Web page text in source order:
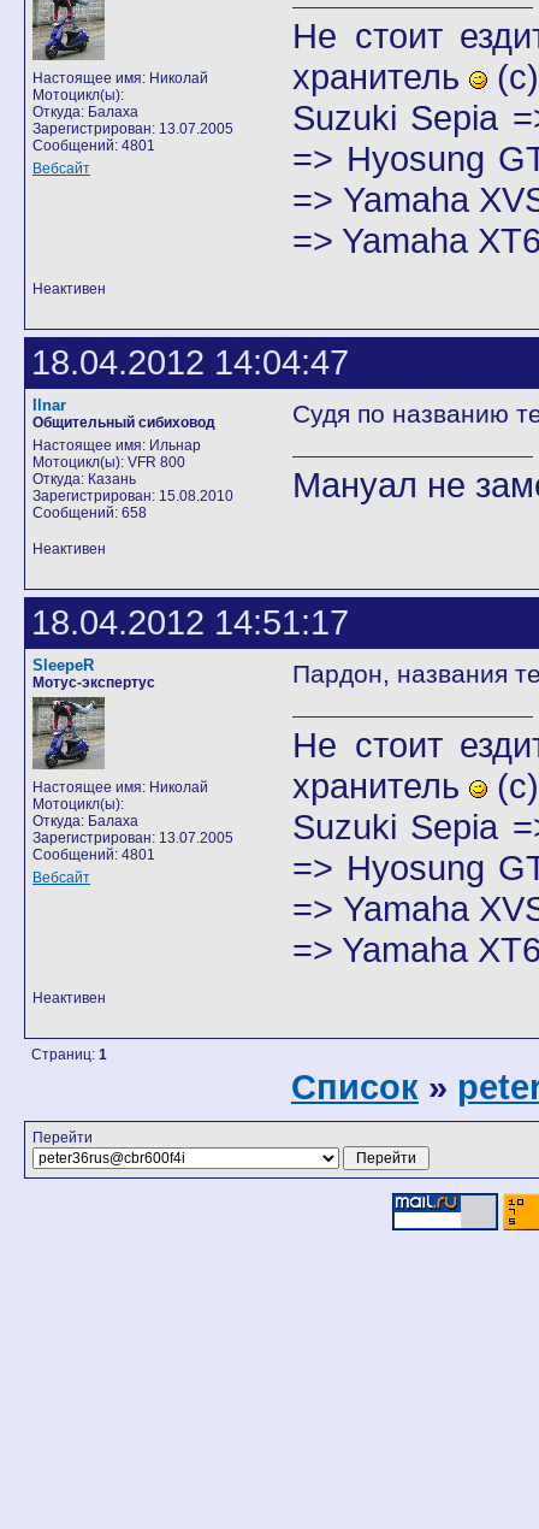
Настоящее имя: Николай
Мотоцикл(ы):
Откуда: Балаха
Зарегистрирован: 13.07.2005
Сообщений: 4801
Вебсайт
Не стоит
хранитель
(с)
Suzuki Sepia
=> Hyosung
=> Yamaha
=> Yamaha
Неактивен
18.04.2012 14:04:47
Ilnar
Общительный сибиховод
Настоящее имя: Ильнар
Мотоцикл(ы): VFR 800
Откуда: Казань
Зарегистрирован: 15.08.2010
Сообщений: 658
Судя по названию
Мануал не
Неактивен
18.04.2012 14:51:17
SleepeR
Мотус-экспертус
Настоящее имя: Николай
Мотоцикл(ы):
Откуда: Балаха
Зарегистрирован: 13.07.2005
Сообщений: 4801
Вебсайт
Пардон, названия
Не стоит
хранитель
(с)
Suzuki Sepia
=> Hyosung
=> Yamaha
=> Yamaha
Неактивен
Страниц: 1
Список »
Перейти